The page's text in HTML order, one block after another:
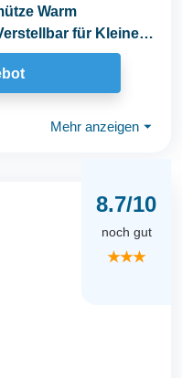
Warm
für Kleine
Mehr anzeigen ⏷
8.7/10
noch gut
★★★